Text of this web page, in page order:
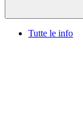
Tutte le info